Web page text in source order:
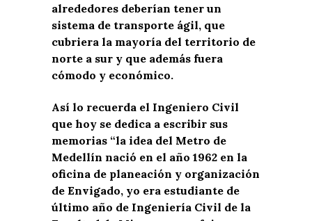
alrededores deberían tener un
sistema de transporte ágil, que
cubriera la mayoría del territorio de
norte a sur y que además fuera
cómodo y económico.
Así lo recuerda el Ingeniero Civil
que hoy se dedica a escribir sus
memorias “la idea del Metro de
Medellín nació en el año 1962 en la
oficina de planeación y organización
de Envigado, yo era estudiante de
último año de Ingeniería Civil de la